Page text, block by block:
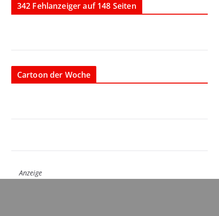
342 Fehlanzeiger auf 148 Seiten
Cartoon der Woche
Anzeige